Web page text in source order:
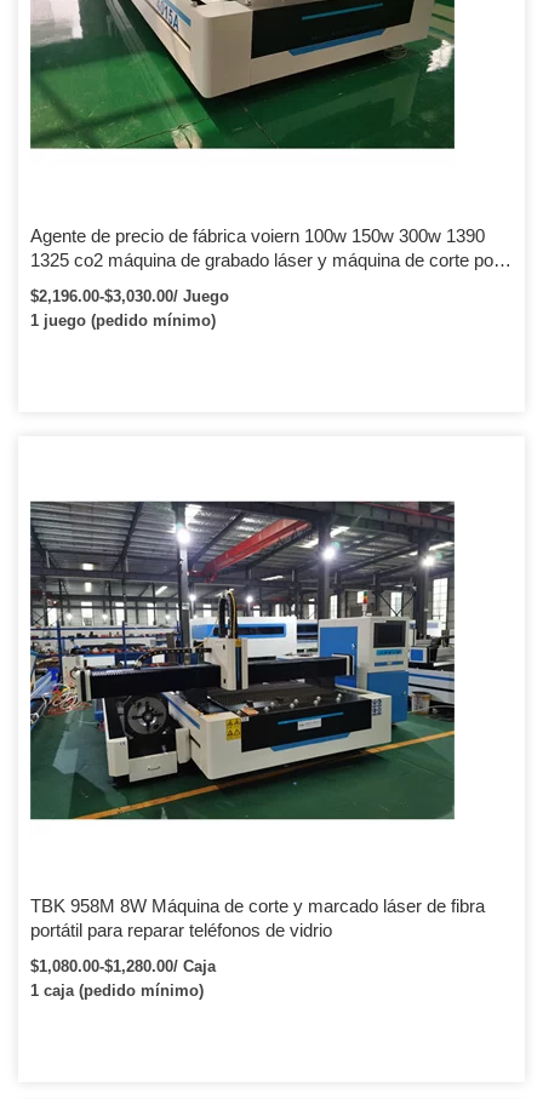
Agente de precio de fábrica voiern 100w 150w 300w 1390
1325 co2 máquina de grabado láser y máquina de corte por
láser para metal no metálico
$2,196.00-$3,030.00/ Juego
1 juego (pedido mínimo)
TBK 958M 8W Máquina de corte y marcado láser de fibra
portátil para reparar teléfonos de vidrio
$1,080.00-$1,280.00/ Caja
1 caja (pedido mínimo)